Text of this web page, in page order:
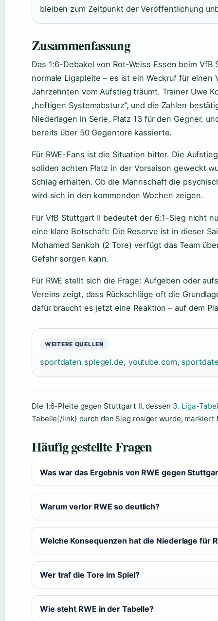
bleiben zum Zeitpunkt der Veröffentlichung
Zusammenfassung
Das 1:6-Debakel von Rot-Weiss Essen beim
normale Ligapleite – es ist ein Weckruf für einen
Jahrzehnten vom Aufstieg träumt. Trainer Uwe
„heftigen Systemabsturz”, und die Zahlen
Niederlagen in Serie, Platz 13 für den Gegner,
bereits über 50 Gegentore kassierte.
Für RWE-Fans ist die Situation bitter. Die
soliden achten Platz in der Vorsaison geweckt
Schlag erhalten. Ob die Mannschaft die
wird sich in den kommenden Wochen zeigen.
Für VfB Stuttgart II bedeutet der 6:1-Sieg nicht
eine klare Botschaft: Die Reserve ist in dieser
Mohamed Sankoh (2 Tore) verfügt das Team
Gefahr sorgen kann.
Für RWE stellt sich die Frage: Aufgeben oder
Vereins zeigt, dass Rückschläge oft die
dafür braucht es jetzt eine Reaktion – auf dem
WEITERE QUELLEN
sportdaten.spiegel.de, youtube.com,
Die 1:6-Pleite gegen Stuttgart II, dessen 3. Liga-
Tabelle[/link} durch den Sieg rosiger wurde, markiert
Häufig gestellte Fragen
Was war das Ergebnis von RWE gegen
Warum verlor RWE so deutlich?
Welche Konsequenzen hat die Niederlage für
Wer traf die Tore im Spiel?
Wie steht RWE in der Tabelle?